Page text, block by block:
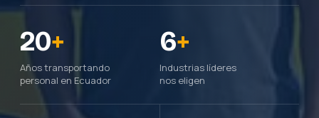
20+
Años transportando
personal en Ecuador
6+
Industrias líderes
nos eligen